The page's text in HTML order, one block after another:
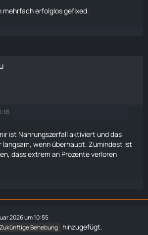
mehrfach erfolglos gefixed.
ist Nahrungszerfall aktiviert und das
langsam, wenn überhaupt. Zumindest ist
dass extrem an Prozente verloren
2026 um 10:55
Zukünftige Behebung hinzugefügt.